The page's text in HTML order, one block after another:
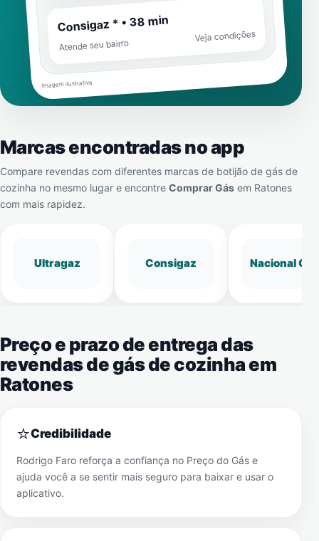
Consigaz * • 38 min
Atende seu bairro
Veja condições
Imagem ilustrativa
Marcas encontradas no app
Compare revendas com diferentes marcas de botijão de gás de
cozinha no mesmo lugar e encontre Comprar Gás em Ratones
com mais rapidez.
Ultragaz Consigaz Nacional Gás
Preço e prazo de entrega das
revendas de gás de cozinha em
Ratones
⭐Credibilidade
Rodrigo Faro reforça a confiança no Preço do Gás e
ajuda você a se sentir mais seguro para baixar e usar o
aplicativo.